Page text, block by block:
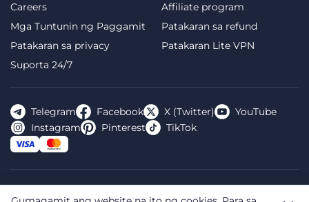
Careers
Affiliate program
Mga Tuntunin ng Paggamit
Patakaran sa refund
Patakaran sa privacy
Patakaran Lite VPN
Suporta 24/7
Telegram Facebook X (Twitter)
YouTube
Instagram
Pinterest TikTok